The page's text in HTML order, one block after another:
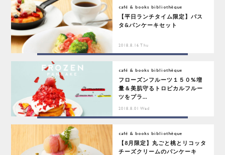
café & books bibliothèque
【平日ランチタイム限定】パス
タ&パンケーキセット
2018.8.16 Thu
café & books bibliothèque
フローズンフルーツ１５０%増
量＆美肌守るトロピカルフルー
ツをプラ...
2018.8.01 Wed
café & books bibliothèque
【8月限定】丸ごと桃とリコッタ
チーズクリームのパンケーキ